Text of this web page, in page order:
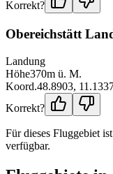
Korrekt?
Obereichstätt
Landung
Höhe370m ü. M.
Koord.48.8903,
Korrekt?
Für dieses Fluggebiet
verfügbar.